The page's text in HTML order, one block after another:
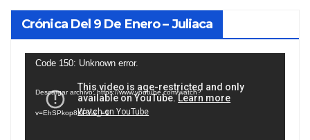
Crónica Del 9 De Enero – Juliaca
Reproductor
vídeo
Code 150: Unknown error.
Descargar archivo: https://www.youtube.com/watch?
v=EhSPkop8KPY&_=1